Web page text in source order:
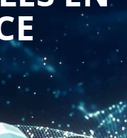
commence par
aux travaux de
explorent le
d'ouvrage et des
SPS (Sécurité et